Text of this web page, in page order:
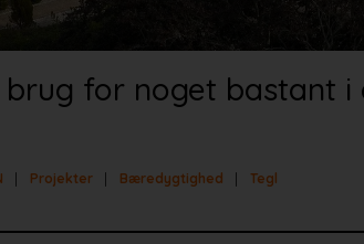
brug for noget bastant i
Projekter Bæredygtighed
Tegl